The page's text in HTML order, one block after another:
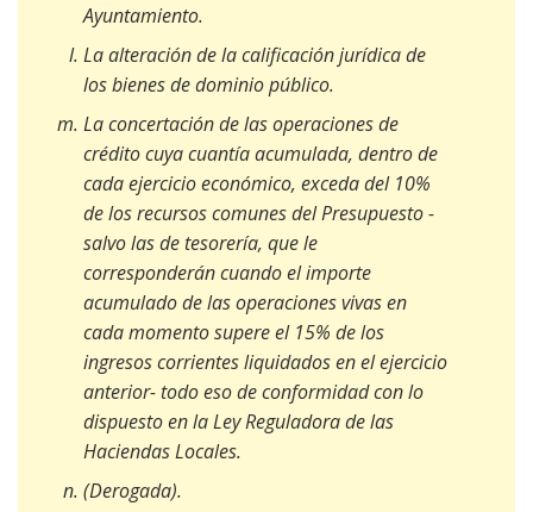
Ayuntamiento.
La alteración de la calificación jurídica de
los bienes de dominio público.
La concertación de las operaciones de
crédito cuya cuantía acumulada, dentro de
cada ejercicio económico, exceda del 10%
de los recursos comunes del Presupuesto -
salvo las de tesorería, que le
corresponderán cuando el importe
acumulado de las operaciones vivas en
cada momento supere el 15% de los
ingresos corrientes liquidados en el ejercicio
anterior- todo eso de conformidad con lo
dispuesto en la Ley Reguladora de las
Haciendas Locales.
(Derogada).